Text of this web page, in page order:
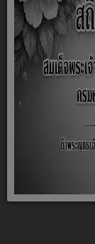
ปรากฎต
ลานกีฬ
เอกสาร